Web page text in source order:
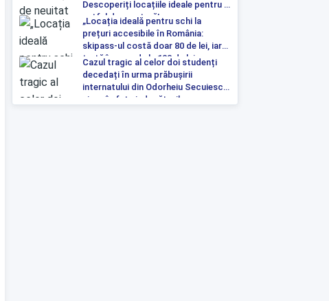
Descoperiți locațiile ideale pentru o
astfel de aventură!
„Locația ideală pentru schi la
prețuri accesibile în România:
skipass-ul costă doar 80 de lei, iar
tartă începe de la 100 de lei pe
noapte”
Cazul tragic al celor doi studenți
decedați în urma prăbușirii
internatului din Odorheiu Secuiesc a
ajuns în fața judecătorilor